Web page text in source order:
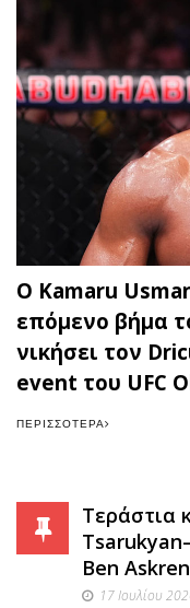
Ο Kamaru
επόμενο βήμα
νικήσει τον
event του UFC
ΠΕΡΙΣΣΌΤΕΡΑ
Τεράστια
Ben Askren
17 Ιουλίου